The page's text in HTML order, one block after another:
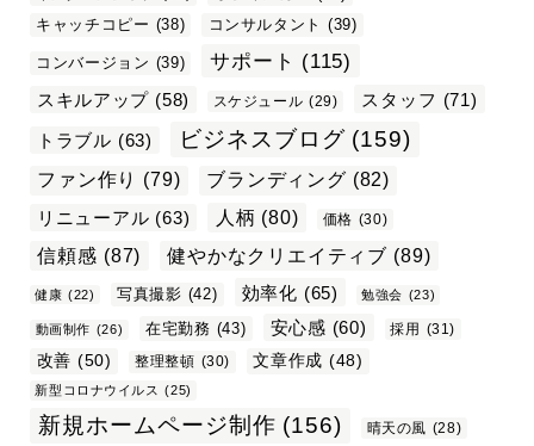
キャッチコピー (38) コンサルタント (39)
コンバージョン (39) サポート (115)
スキルアップ (58) スケジュール (29) スタッフ (71)
トラブル (63) ビジネスブログ (159)
ファン作り (79) ブランディング (82)
リニューアル (63) 人柄 (80) 価格 (30)
信頼感 (87) 健やかなクリエイティブ (89)
健康 (22) 写真撮影 (42) 効率化 (65) 勉強会 (23)
動画制作 (26) 在宅勤務 (43) 安心感 (60) 採用 (31)
改善 (50) 整理整頓 (30) 文章作成 (48)
新型コロナウイルス (25)
新規ホームページ制作 (156) 晴天の風 (28)